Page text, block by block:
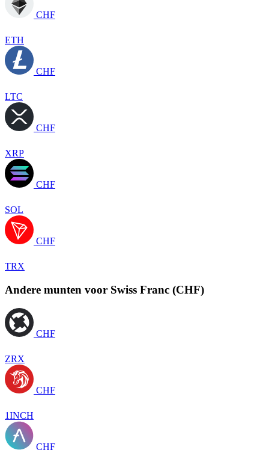
CHF
ETH
CHF
LTC
CHF
XRP
CHF
SOL
CHF
TRX
Andere munten voor Swiss Franc (CHF)
CHF
ZRX
CHF
1INCH
CHF